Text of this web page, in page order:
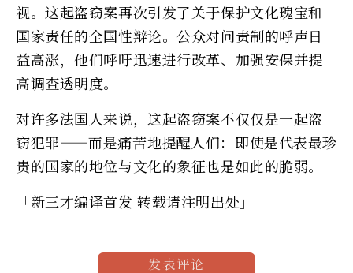
视。这起盗窃案再次引发了关于保护文化瑰宝和
国家责任的全国性辩论。公众对问责制的呼声日
益高涨，他们呼吁迅速进行改革、加强安保并提
高调查透明度。
对许多法国人来说，这起盗窃案不仅仅是一起盗
窃犯罪——而是痛苦地提醒人们：即使是代表最珍
贵的国家的地位与文化的象征也是如此的脆弱。
「新三才编译首发 转载请注明出处」
发表评论